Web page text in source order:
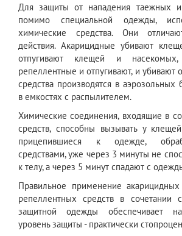
Для защиты от нападения таежных
помимо специальной одежды,
химические средства. Они
действия. Акарицидные убивают
отпугивают клещей и
репеллентные и отпугивают, и убивают
средства производятся в аэрозольных
в емкостях с распылителем.
Химические соединения, входящие в
средств, способны вызывать у
прицепившиеся к одежде,
средствами, уже через 3 минуты не
к телу, а через 5 минут спадают с
Правильное применение
репеллентных средств в сочетании
защитной одежды обеспечивает
уровень защиты - практически